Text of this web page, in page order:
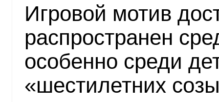
Игровой мотив
распространен
особенно среди
«шестилетних